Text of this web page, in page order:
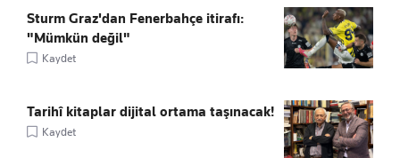
Sturm Graz'dan Fenerbahçe itirafı:
"Mümkün değil"
Kaydet
Tarihî kitaplar dijital ortama taşınacak!
Kaydet